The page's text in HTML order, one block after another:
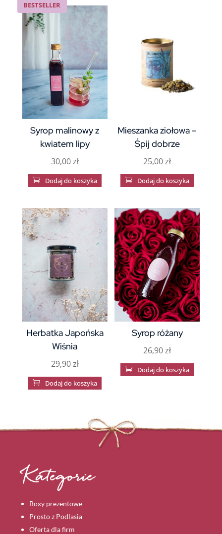
BESTSELLER
Syrop malinowy z
kwiatem lipy
30,00zł
 Dodaj do koszyka
Mieszanka ziołowa –
Śpij dobrze
25,00zł
 Dodaj do koszyka
Herbatka Japońska
Wiśnia
29,90zł
 Dodaj do koszyka
Syrop różany
26,90zł
 Dodaj do koszyka
Kategorie
Boxy prezentowe
Prosto z Podlasia
Oferta dla firm